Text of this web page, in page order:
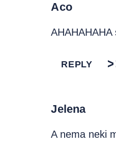
Aco
REPLY
Jelena
A nema neki